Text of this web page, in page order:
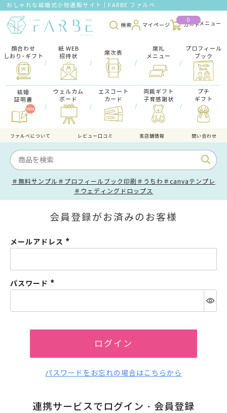
おしゃれな結婚式小物通販サイト｜FARBE ファルベ
検索 マイページ
0
カート
顔合わせ
しおり･ギフト
/
紙 WEB
招待状
/
席次表
/
席礼
メニュー
/
プロフィール
ブック
結婚
証明書
/
ウェルカム
ボード
/
エスコート
カード
/
両親ギフト
子育感謝状
/
プチ
ギフト
ファルべについて レビュー口コミ 実店舗情報 問い合わせ
＃無料サンプル ＃プロフィールブック印刷 ＃うちわ ＃canvaテンプレ
＃ウェディングドロップス
会員登録がお済みのお客様
メールアドレス
パスワード
ログイン
パスワードをお忘れの場合はこちらから
連携サービスでログイン・会員登録